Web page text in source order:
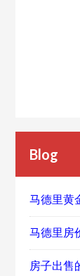
Blog
马德里黄
马德里房
房子出售